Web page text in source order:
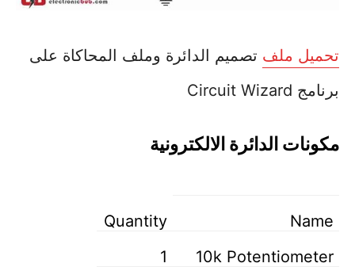
تحميل ملف تصميم الدائرة وملف المحاكاة على
برنامج Circuit Wizard
مكونات الدائرة الالكترونية
Name
Quantity
10k Potentiometer
1